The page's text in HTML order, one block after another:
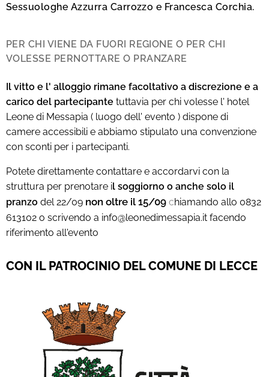
Sessuologhe Azzurra Carrozzo e Francesca Corchia.
PER CHI VIENE DA FUORI REGIONE O PER CHI
VOLESSE PERNOTTARE O PRANZARE
Il vitto e l' alloggio rimane facoltativo a discrezione e a
carico del partecipante tuttavia per chi volesse l' hotel
Leone di Messapia ( luogo dell' evento ) dispone di
camere accessibili e abbiamo stipulato una convenzione
con sconti per i partecipanti.
Potete direttamente contattare e accordarvi con la
struttura per prenotare il soggiorno o anche solo il
pranzo del 22/09 non oltre il 15/09 chiamando allo 0832
613102 o scrivendo a info@leonedimessapia.it facendo
riferimento all'evento
CON IL PATROCINIO DEL COMUNE DI LECCE